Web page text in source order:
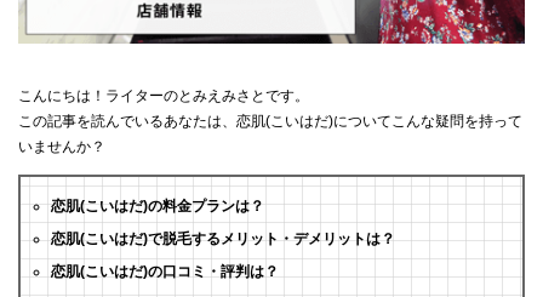
こんにちは！ライターのとみえみさとです。
この記事を読んでいるあなたは、恋肌(こいはだ)についてこんな疑問を持って
いませんか？
恋肌(こいはだ)の料金プランは？
恋肌(こいはだ)で脱毛するメリット・デメリットは？
恋肌(こいはだ)の口コミ・評判は？